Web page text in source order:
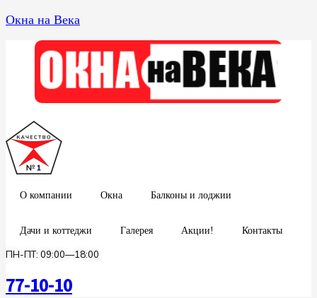
Окна на Века
О компании Окна Балконы и лоджии
Дачи и коттеджи Галерея Акции! Контакты
ПН-ПТ: 09:00—18:00
77-10-10